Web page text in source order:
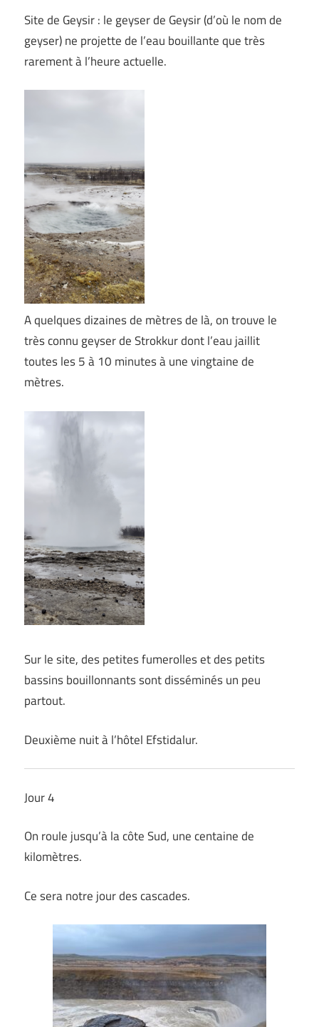
Site de Geysir : le geyser de Geysir (d’où le nom de
geyser) ne projette de l’eau bouillante que très
rarement à l’heure actuelle.
A quelques dizaines de mètres de là, on trouve le
très connu geyser de Strokkur dont l’eau jaillit
toutes les 5 à 10 minutes à une vingtaine de
mètres.
Sur le site, des petites fumerolles et des petits
bassins bouillonnants sont disséminés un peu
partout.
Deuxième nuit à l’hôtel Efstidalur.
Jour 4
On roule jusqu’à la côte Sud, une centaine de
kilomètres.
Ce sera notre jour des cascades.